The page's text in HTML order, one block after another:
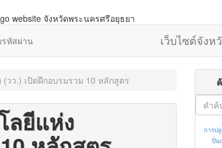
หัสผ่าน เว็บไซต์จัง
วว.) เปิดฝึกอบรมรวม 10 หลักสูตร
ลยีแห่ง การป
ปั่น